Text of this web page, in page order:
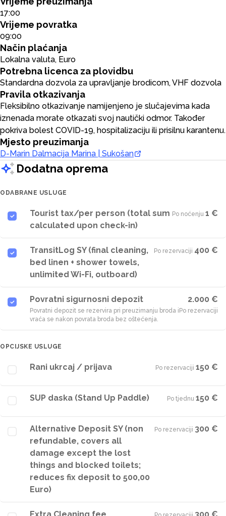
17:00
Vrijeme povratka
09:00
Način plaćanja
Lokalna valuta, Euro
Potrebna licenca za plovidbu
Standardna dozvola za upravljanje brodicom, VHF dozvola
Pravila otkazivanja
Fleksibilno otkazivanje namijenjeno je slučajevima kada
iznenada morate otkazati svoj nautički odmor. Također
pokriva bolest COVID-19, hospitalizaciju ili prisilnu karantenu.
Mjesto preuzimanja
D-Marin Dalmacija Marina | Sukošan
Dodatna oprema
ODABRANE USLUGE
Tourist tax/per person (total sum
calculated upon check-in)
Po noćenju·1 €
TransitLog SY (final cleaning,
bed linen + shower towels,
unlimited Wi-Fi, outboard)
Po rezervaciji·400 €
Povratni sigurnosni depozit
Povratni depozit se rezervira pri preuzimanju broda i
vraća se nakon povrata broda bez oštećenja.
2.000 €
Po rezervaciji
OPCIJSKE USLUGE
Rani ukrcaj / prijava Po rezervaciji·150 €
SUP daska (Stand Up Paddle) Po tjednu·150 €
Alternative Deposit SY (non
refundable, covers all
damage except the lost
things and blocked toilets;
reduces fix deposit to 500,00
Euro)
Po rezervaciji·300 €